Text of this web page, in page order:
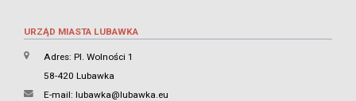
URZĄD MIASTA LUBAWKA
Adres: Pl. Wolności 1
58-420 Lubawka
E-mail: lubawka@lubawka.eu